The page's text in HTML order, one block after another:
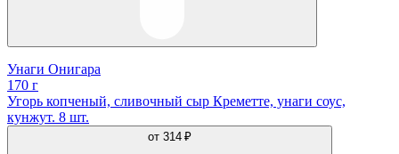
Унаги Онигара
170 г
Угорь копченый, сливочный сыр Креметте, унаги соус,
кунжут. 8 шт.
от 314 ₽